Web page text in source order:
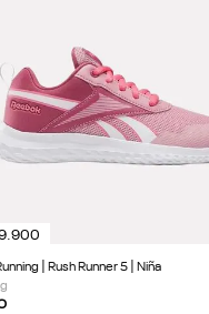
| Rush Runner 5 | Niña
. 900